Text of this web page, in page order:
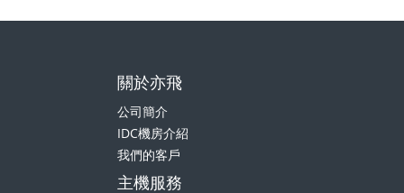
關於亦飛
公司簡介
IDC機房介紹
我們的客戶
主機服務